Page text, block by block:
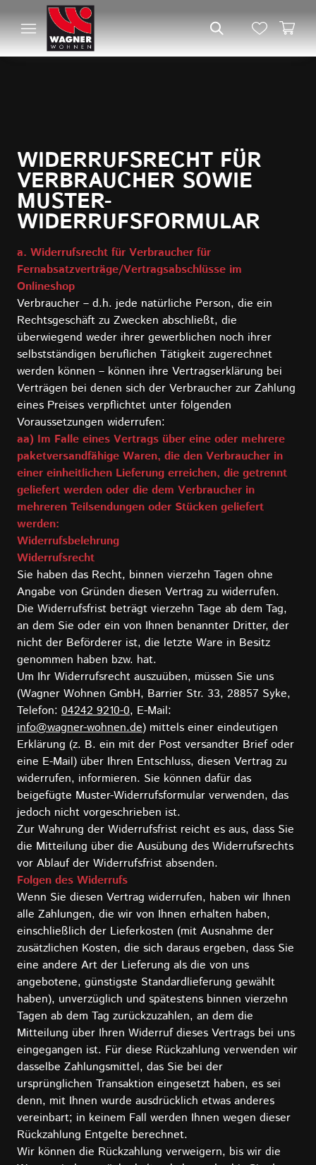
WIDERRUFSRECHT FÜR
VERBRAUCHER SOWIE
MUSTER-
WIDERRUFSFORMULAR
a. Widerrufsrecht für Verbraucher für
Fernabsatzverträge/Vertragsabschlüsse im
Onlineshop
Verbraucher – d.h. jede natürliche Person, die ein
Rechtsgeschäft zu Zwecken abschließt, die
überwiegend weder ihrer gewerblichen noch ihrer
selbstständigen beruflichen Tätigkeit zugerechnet
werden können – können ihre Vertragserklärung bei
Verträgen bei denen sich der Verbraucher zur Zahlung
eines Preises verpflichtet unter folgenden
Voraussetzungen widerrufen:
aa) Im Falle eines Vertrags über eine oder mehrere
paketversandfähige Waren, die den Verbraucher in
einer einheitlichen Lieferung erreichen, die getrennt
geliefert werden oder die dem Verbraucher in
mehreren Teilsendungen oder Stücken geliefert
werden:
Widerrufsbelehrung
Widerrufsrecht
Sie haben das Recht, binnen vierzehn Tagen ohne
Angabe von Gründen diesen Vertrag zu widerrufen.
Die Widerrufsfrist beträgt vierzehn Tage ab dem Tag,
an dem Sie oder ein von Ihnen benannter Dritter, der
nicht der Beförderer ist, die letzte Ware in Besitz
genommen haben bzw. hat.
Um Ihr Widerrufsrecht auszuüben, müssen Sie uns
(Wagner Wohnen GmbH, Barrier Str. 33, 28857 Syke,
Telefon: 04242 9210-0, E-Mail:
info@wagner-wohnen.de) mittels einer eindeutigen
Erklärung (z. B. ein mit der Post versandter Brief oder
eine E-Mail) über Ihren Entschluss, diesen Vertrag zu
widerrufen, informieren. Sie können dafür das
beigefügte Muster-Widerrufsformular verwenden, das
jedoch nicht vorgeschrieben ist.
Zur Wahrung der Widerrufsfrist reicht es aus, dass Sie
die Mitteilung über die Ausübung des Widerrufsrechts
vor Ablauf der Widerrufsfrist absenden.
Folgen des Widerrufs
Wenn Sie diesen Vertrag widerrufen, haben wir Ihnen
alle Zahlungen, die wir von Ihnen erhalten haben,
einschließlich der Lieferkosten (mit Ausnahme der
zusätzlichen Kosten, die sich daraus ergeben, dass Sie
eine andere Art der Lieferung als die von uns
angebotene, günstigste Standardlieferung gewählt
haben), unverzüglich und spätestens binnen vierzehn
Tagen ab dem Tag zurückzuzahlen, an dem die
Mitteilung über Ihren Widerruf dieses Vertrags bei uns
eingegangen ist. Für diese Rückzahlung verwenden wir
dasselbe Zahlungsmittel, das Sie bei der
ursprünglichen Transaktion eingesetzt haben, es sei
denn, mit Ihnen wurde ausdrücklich etwas anderes
vereinbart; in keinem Fall werden Ihnen wegen dieser
Rückzahlung Entgelte berechnet.
Wir können die Rückzahlung verweigern, bis wir die